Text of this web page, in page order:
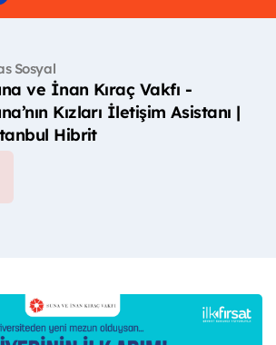
Sosyal
ve İnan Kıraç Vakfı -
Kızları İletişim Asistanı |
Hibrit